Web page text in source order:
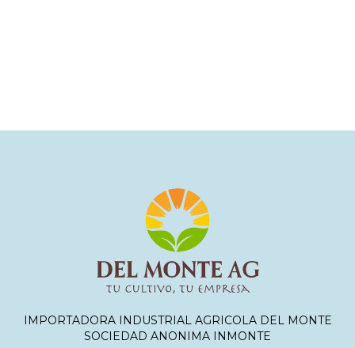
IMPORTADORA INDUSTRIAL AGRICOLA DEL MONTE
SOCIEDAD ANONIMA INMONTE